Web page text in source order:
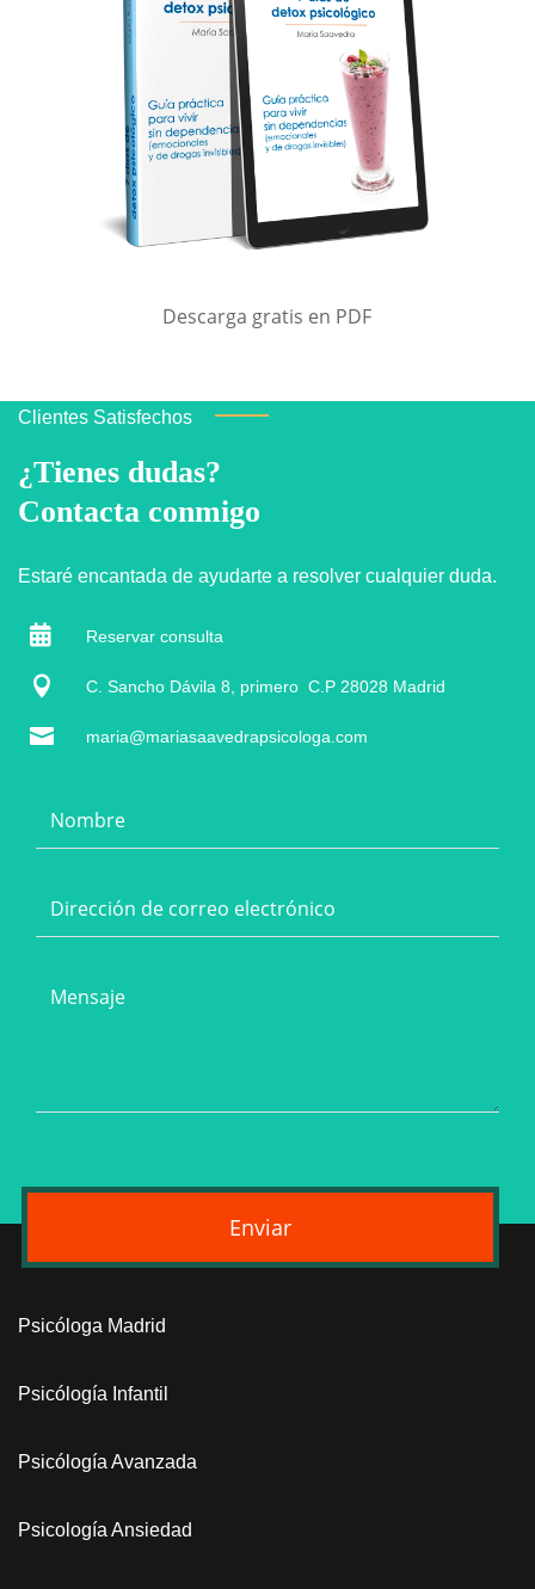
Descarga gratis en PDF
Clientes Satisfechos
¿Tienes dudas?
Contacta conmigo
Estaré encantada de ayudarte a resolver cualquier duda.
 Reservar consulta
 C. Sancho Dávila 8, primero C.P 28028 Madrid
 maria@mariasaavedrapsicologa.com
Enviar
Psicóloga Madrid
Psicólogía Infantil
Psicólogía Avanzada
Psicología Ansiedad